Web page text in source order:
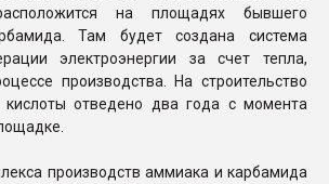
на площадях бывшего
Там будет создана система
электроэнергии за счет тепла,
производства. На строительство
кислоты отведено два года с момента
производств аммиака и карбамида